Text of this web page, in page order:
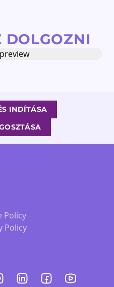
DOLGOZNI
INDÍTÁSA
Policy
Policy